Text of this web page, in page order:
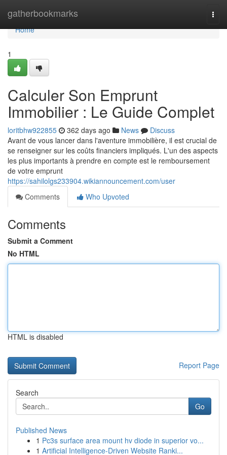
gatherbookmarks
Home
Home
1
Calculer Son Emprunt
Immobilier : Le Guide Complet
loritbhw922855 362 days ago News
Discuss
Avant de vous lancer dans l'aventure immobilière, il est crucial de
se renseigner sur les coûts financiers impliqués. L'un des aspects
les plus importants à prendre en compte est le remboursement
de votre emprunt
https://sahilolgs233904.wikiannouncement.com/user
Comments
Who Upvoted
Comments
Submit a Comment
No HTML
HTML is disabled
Report Page
Search
Go
Published News
1 Pc3s surface area mount hv diode in superior vo...
1 Artificial Intelligence-Driven Website Ranki...